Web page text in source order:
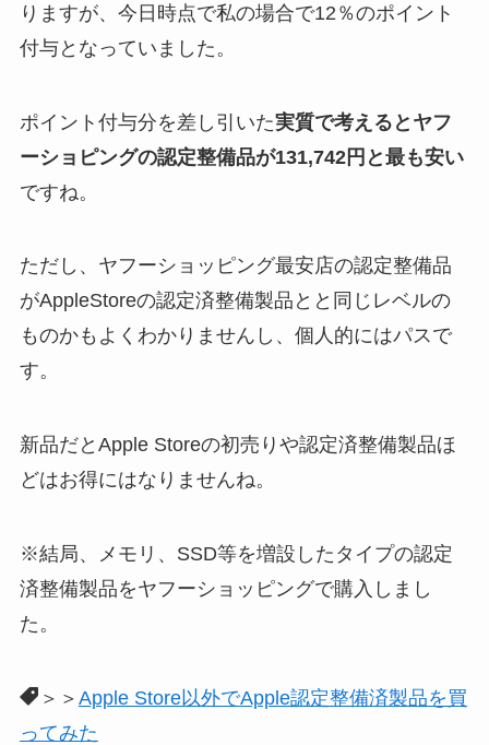
りますが、今日時点で私の場合で12％のポイント
付与となっていました。
ポイント付与分を差し引いた実質で考えるとヤフ
ーショピングの認定整備品が131,742円と最も安い
ですね。
ただし、ヤフーショッピング最安店の認定整備品
がAppleStoreの認定済整備製品とと同じレベルの
ものかもよくわかりませんし、個人的にはパスで
す。
新品だとApple Storeの初売りや認定済整備製品ほ
どはお得にはなりませんね。
※結局、メモリ、SSD等を増設したタイプの認定
済整備製品をヤフーショッピングで購入しまし
た。
＞＞ Apple Store以外でApple認定整備済製品を買
ってみた